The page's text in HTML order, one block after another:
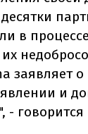
в
заявляет о
и
-